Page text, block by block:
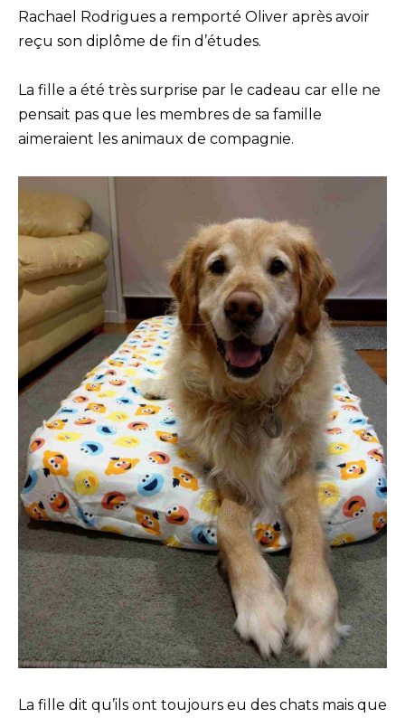
Rachael Rodrigues a remporté Oliver après avoir
reçu son diplôme de fin d’études.
La fille a été très surprise par le cadeau car elle ne
pensait pas que les membres de sa famille
aimeraient les animaux de compagnie.
La fille dit qu’ils ont toujours eu des chats mais que